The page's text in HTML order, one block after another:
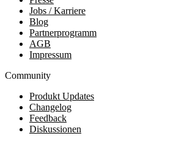
Jobs / Karriere
Blog
Partnerprogramm
AGB
Impressum
Community
Produkt Updates
Changelog
Feedback
Diskussionen